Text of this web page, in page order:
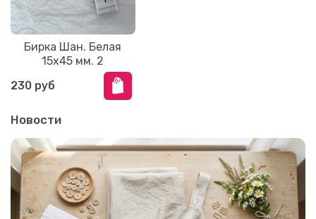
Бирка Шан. Белая
15x45 мм. 2
230 руб
Новости